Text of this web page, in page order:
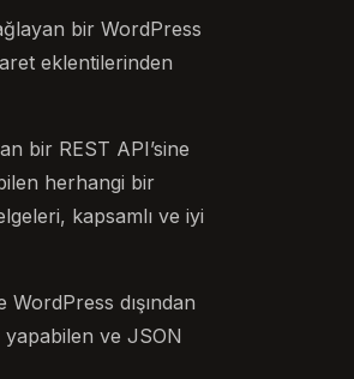
bir WordPress
eklentilerinden
bir REST API’sine
herhangi bir
kapsamlı ve iyi
dışından
yapabilen ve JSON